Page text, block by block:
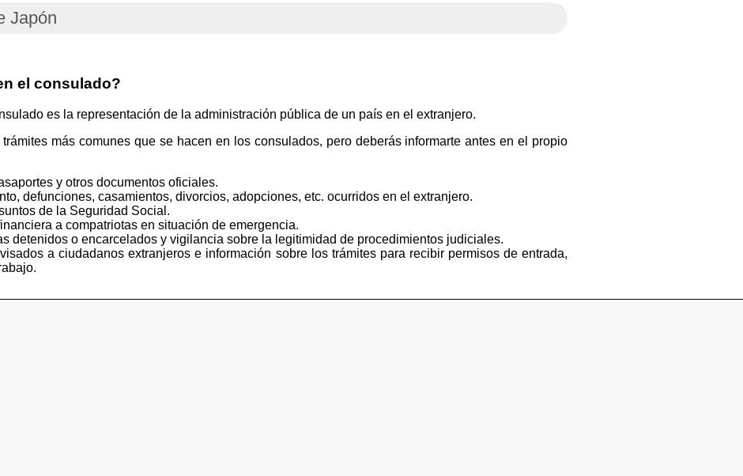
Japón
el consulado?
es la representación de la administración pública de un país en el extranjero.
más comunes que se hacen en los consulados, pero deberás informarte antes en el propio
y otros documentos oficiales.
defunciones, casamientos, divorcios, adopciones, etc. ocurridos en el extranjero.
de la Seguridad Social.
a compatriotas en situación de emergencia.
detenidos o encarcelados y vigilancia sobre la legitimidad de procedimientos judiciales.
a ciudadanos extranjeros e información sobre los trámites para recibir permisos de entrada,